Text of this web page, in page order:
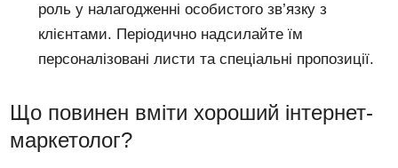
роль у налагодженні особистого зв’язку з
клієнтами. Періодично надсилайте їм
персоналізовані листи та спеціальні пропозиції.
Що повинен вміти хороший інтернет-
маркетолог?